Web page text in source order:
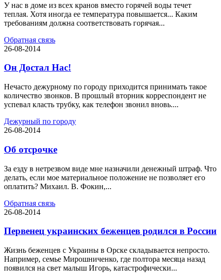
У нас в доме из всех кранов вместо горячей воды течет
теплая. Хотя иногда ее температура повышается... Каким
требованиям должна соответствовать горячая...
Обратная связь
26-08-2014
Он Достал Нас!
Нечасто дежурному по городу приходится принимать такое
количество звонков. В прошлый вторник корреспондент не
успевал класть трубку, как телефон звонил вновь....
Дежурный по городу
26-08-2014
Об отсрочке
За езду в нетрезвом виде мне назначили денежный штраф. Что
делать, если мое материальное положение не позволяет его
оплатить? Михаил. В. Фокин,...
Обратная связь
26-08-2014
Первенец украинских беженцев родился в России
Жизнь беженцев с Украины в Орске складывается непросто.
Например, семье Мирошниченко, где полтора месяца назад
появился на свет малыш Игорь, катастрофически...